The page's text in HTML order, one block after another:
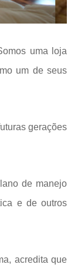
uma loja
um de seus
gerações
de manejo
e de outros
acredita que